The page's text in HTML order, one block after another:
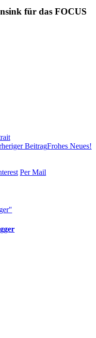
für das FOCUS
BeitragFrohes Neues!
Per Mail